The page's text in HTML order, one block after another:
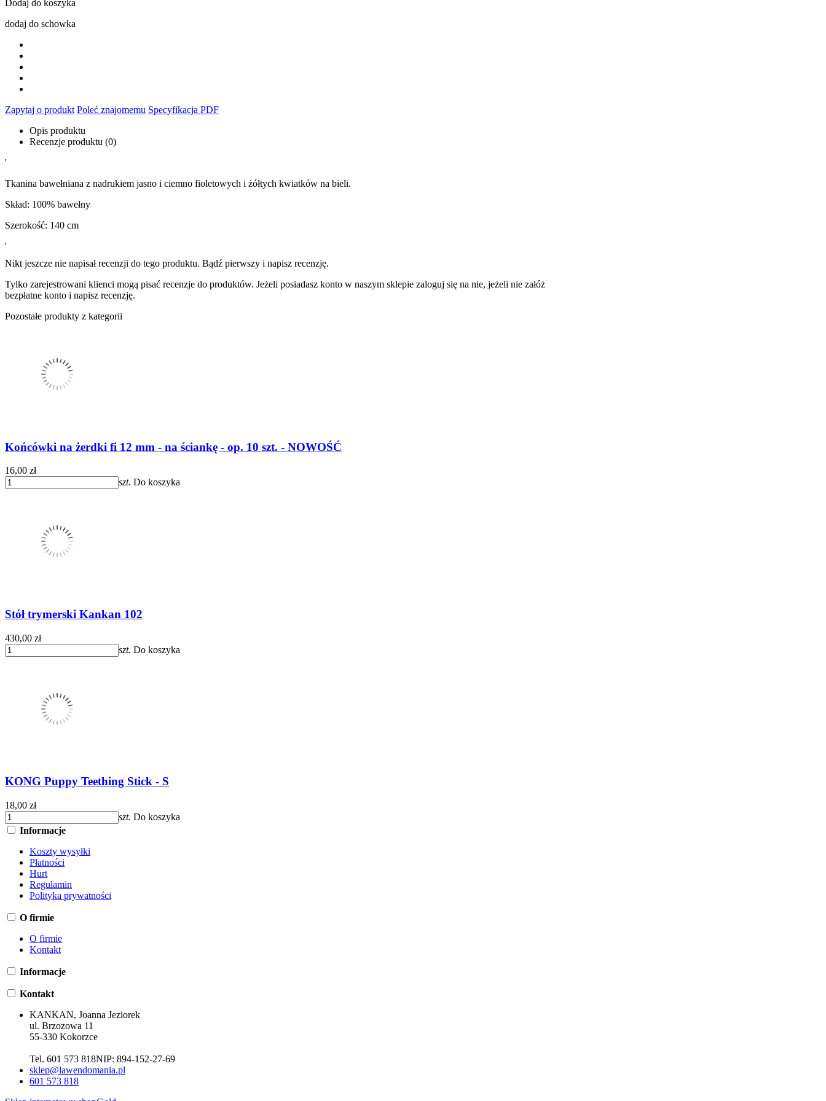
Dodaj do koszyka
dodaj do schowka
Zapytaj o produkt Poleć znajomemu Specyfikacja PDF
Opis produktu
Recenzje produktu (0)
'
Tkanina bawełniana z nadrukiem jasno i ciemno fioletowych i żółtych kwiatków na bieli.
Skład: 100% bawełny
Szerokość: 140 cm
'
Nikt jeszcze nie napisał recenzji do tego produktu. Bądź pierwszy i napisz recenzję.
Tylko zarejestrowani klienci mogą pisać recenzje do produktów. Jeżeli posiadasz konto w naszym sklepie zaloguj się na nie, jeżeli nie załóż
bezpłatne konto i napisz recenzję.
Pozostałe produkty z kategorii
Końcówki na żerdki fi 12 mm - na ściankę - op. 10 szt. - NOWOŚĆ
16,00 zł
szt. Do koszyka
Stół trymerski Kankan 102
430,00 zł
szt. Do koszyka
KONG Puppy Teething Stick - S
18,00 zł
szt. Do koszyka
Informacje
Koszty wysyłki
Płatności
Hurt
Regulamin
Polityka prywatności
O firmie
O firmie
Kontakt
Informacje
Kontakt
KANKAN, Joanna Jeziorek
ul. Brzozowa 11
55-330 Kokorzce
Tel. 601 573 818NIP: 894-152-27-69
sklep@lawendomania.pl
601 573 818